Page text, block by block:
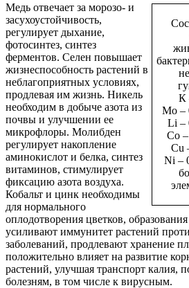
К
Mo –
Li –
Co
Сu
Ni –
Медь отвечает за морозо- и
засухоустойчивость,
регулирует дыхание,
фотосинтез, синтез
ферментов. Селен повышает
жизнеспособность растений в
неблагоприятных условиях,
продлевая им жизнь. Никель
необходим в добыче азота из
почвы и улучшении ее
микрофлоры. Молибден
регулирует накопление
аминокислот и белка, синтез
витаминов, стимулирует
фиксацию азота воздуха.
Кобальт и цинк необходимы
для нормального
оплодотворения цветков,
усиливают иммунитет растений
заболеваний, продлевают хранение
положительно влияет на развитие
растений, улучшая транспорт калия,
болезням, в том числе к вирусным.